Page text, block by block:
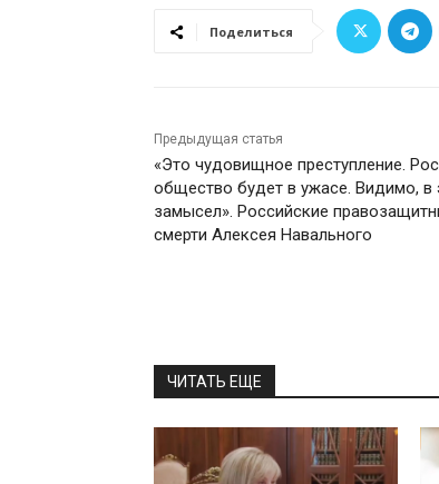
Поделиться
Предыдущая статья
«Это чудовищное преступление.
общество будет в ужасе. Видимо, в
замысел». Российские
смерти Алексея Навального
ЧИТАТЬ ЕЩЕ